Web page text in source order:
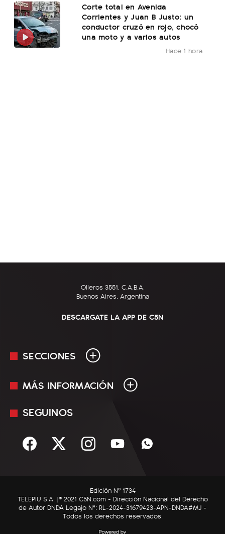
Corte total en Avenida
Corrientes y Juan B Justo: un
conductor cruzó en rojo, chocó
una moto y a varios autos
Hace 1 hora
Olleros 3551, C.A.B.A.
Buenos Aires, Argentina
DESCARGATE LA APP DE C5N
SECCIONES
En Vivo
Sociedad
C5N Autos
RatingCero
MÁS INFORMACIÓN
Mediakit
Términos y condiciones
SEGUINOS
Edición Nº 1734
TELEPIU S.A. |© 2021 C5N.com - Dirección Nacional del Derecho
de Autor DNDA Legajo N°: RL-2024-31679423-APN-DNDA#MJ -
Todos los derechos reservados.